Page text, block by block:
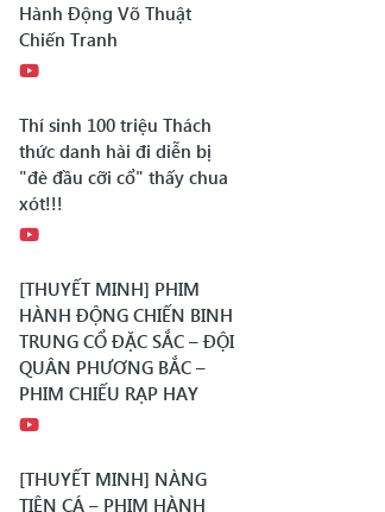
Hành Động Võ Thuật
Chiến Tranh
Thí sinh 100 triệu Thách
thức danh hài đi diễn bị
"đè đầu cỡi cổ" thấy chua
xót!!!
[THUYẾT MINH] PHIM
HÀNH ĐỘNG CHIẾN BINH
TRUNG CỔ ĐẶC SẮC – ĐỘI
QUÂN PHƯƠNG BẮC –
PHIM CHIẾU RẠP HAY
[THUYẾT MINH] NÀNG
TIÊN CÁ – PHIM HÀNH